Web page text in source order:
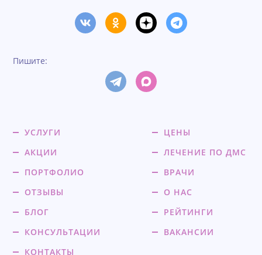
Пишите:
УСЛУГИ
ЦЕНЫ
АКЦИИ
ЛЕЧЕНИЕ ПО ДМС
ПОРТФОЛИО
ВРАЧИ
ОТЗЫВЫ
О НАС
БЛОГ
РЕЙТИНГИ
КОНСУЛЬТАЦИИ
ВАКАНСИИ
КОНТАКТЫ